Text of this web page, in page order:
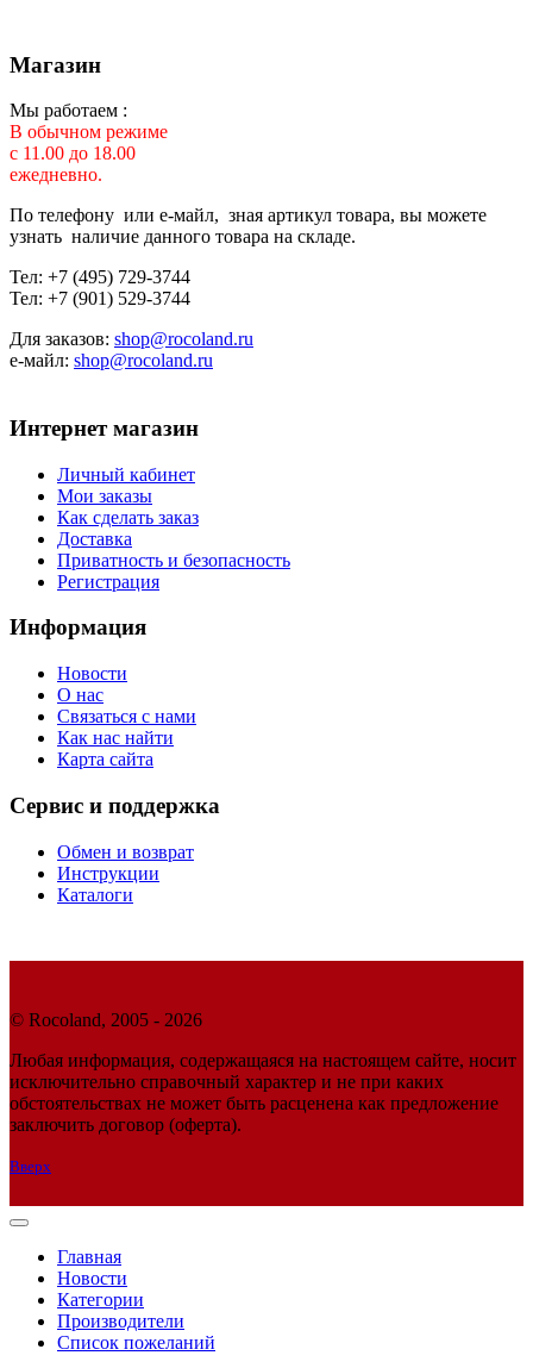
Магазин
Мы работаем :
В обычном режиме
с 11.00 до 18.00
ежедневно.
По телефону или е-майл, зная артикул товара, вы можете
узнать наличие данного товара на складе.
Тел: +7 (495) 729-3744
Тел: +7 (901) 529-3744
Для заказов: shop@rocoland.ru
е-майл: shop@rocoland.ru
Интернет магазин
Личный кабинет
Мои заказы
Как сделать заказ
Доставка
Приватность и безопасность
Регистрация
Информация
Новости
О нас
Связаться с нами
Как нас найти
Карта сайта
Сервис и поддержка
Обмен и возврат
Инструкции
Каталоги
© Rocoland, 2005 - 2026
Любая информация, содержащаяся на настоящем сайте, носит
исключительно справочный характер и не при каких
обстоятельствах не может быть расценена как предложение
заключить договор (оферта).
Вверх
Главная
Новости
Категории
Производители
Список пожеланий